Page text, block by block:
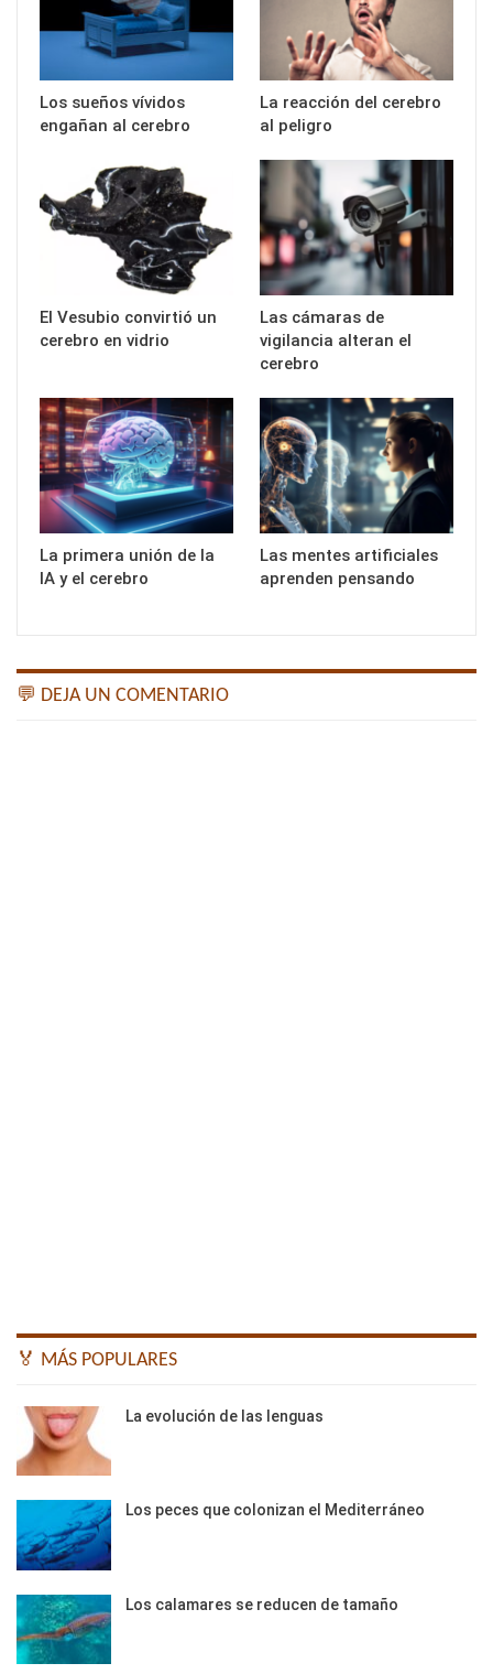
Los sueños vívidos
engañan al cerebro
La reacción del cerebro
al peligro
El Vesubio convirtió un
cerebro en vidrio
Las cámaras de
vigilancia alteran el
cerebro
La primera unión de la
IA y el cerebro
Las mentes artificiales
aprenden pensando
💬 DEJA UN COMENTARIO
🏅 MÁS POPULARES
La evolución de las lenguas
Los peces que colonizan el Mediterráneo
Los calamares se reducen de tamaño